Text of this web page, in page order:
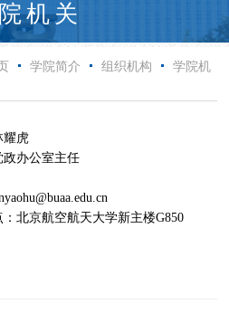
机关
学院简介 组织机构
学院机
耀虎
政办公室主任
：北京航空航天大学新主楼G850